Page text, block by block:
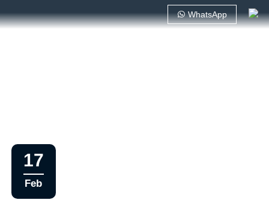
WhatsApp
17
Feb